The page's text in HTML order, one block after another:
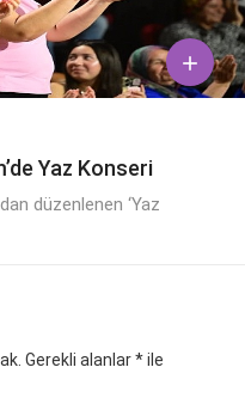

Yaz Konseri
düzenlenen ‘Yaz
Gerekli alanlar*ile